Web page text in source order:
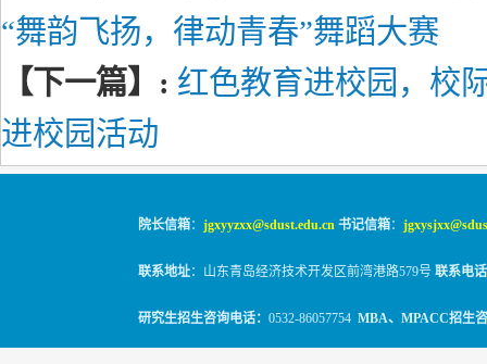
“舞韵飞扬，律动青春”舞蹈大赛
【下一篇】: 红色教育进校园，校
进校园活动
院长信箱： jgxyyzxx@sdust.edu.cn 书记信箱：
联系地址：山东青岛经济技术开发区前湾港路579号 联系电话
研究生招生咨询电话： 0532-86057754 MBA、MPACC招生